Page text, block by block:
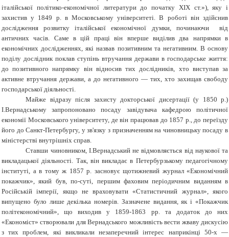
італійської політико-економічної литератури до початку ХІХ ст.»), яку і
захистив у 1849 р. в Московському університеті. В роботі він здійснив
дослідження розвитку італійської економічної думки, починаючи від
античних часів. Саме в цій праці він вперше виділив два напрямки в
економічних дослідженнях, які назвав позитивним та негативним. В основу
поділу дослідник поклав ступінь втручання держави в господарське життя:
до позитивного напрямку він відносив тих дослідників, хто виступав за
активне втручання держави, а до негативного — тих, хто захищав свободу
господарської діяльності.
Майже відразу після захисту докторської дисертації (у 1850 р.)
І.Вернадському запропоновано посаду завідувача кафедрою політичної
економії Московського університету, де він працював до 1857 р., до переїзду
його до Санкт-Петербургу, у зв'язку з призначенням на чиновницьку посаду в
міністерстві внутрішніх справ.
Ставши чиновником, І.Вернадський не відмовляється від наукової та
викладацької діяльності. Так, він викладає в Петербурзькому педагогічному
інституті, а в тому ж 1857 р. засновує щотижневий журнал «Економічний
покажчик», який був, по-суті, першим фаховим періодичним виданням в
Російській імперії, якщо не враховувати «Статистичний журнал», якого
випущено було лише декілька номерів. Зазначене видання, як і «Покажчик
політекономічний», що виходив у 1859-1863 рр. та додаток до них
«Економіст» створювали для Вернадського можливість вести жваву дискусію
з тих проблем, які викликали незаперечний інтерес наприкінці 50-х —